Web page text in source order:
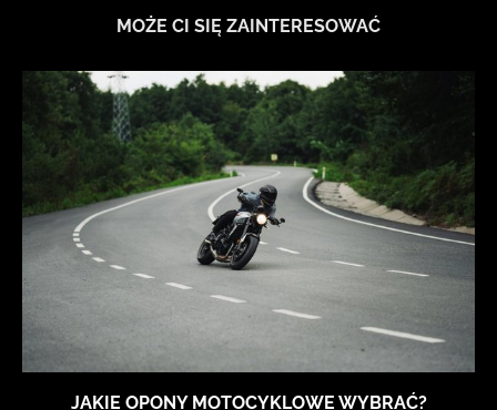
MOŻE CI SIĘ ZAINTERESOWAĆ
JAKIE OPONY MOTOCYKLOWE WYBRAĆ?